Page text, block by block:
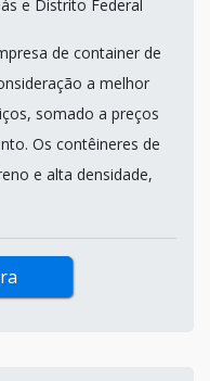
e Distrito Federal
de container de
a melhor
somado a preços
Os contêineres de
e alta densidade,